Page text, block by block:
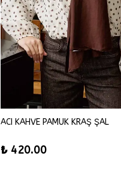
ACI KAHVE PAMUK KRAŞ ŞAL
₺ 420.00